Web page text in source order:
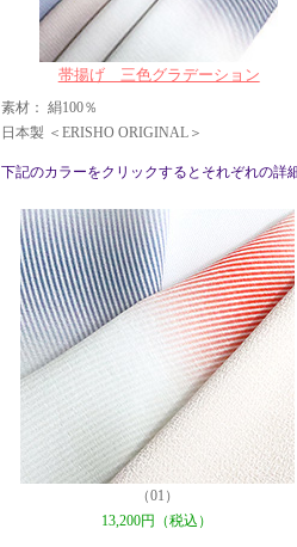
帯揚げ 三色グラデーション
素材： 絹100％
日本製 ＜ERISHO ORIGINAL＞
下記のカラーをクリックするとそれぞれの詳
（01）
13,200円（税込）